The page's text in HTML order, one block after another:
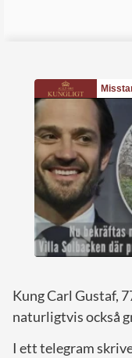
Kung Carl Gustaf,
naturligtvis också
I ett telegram